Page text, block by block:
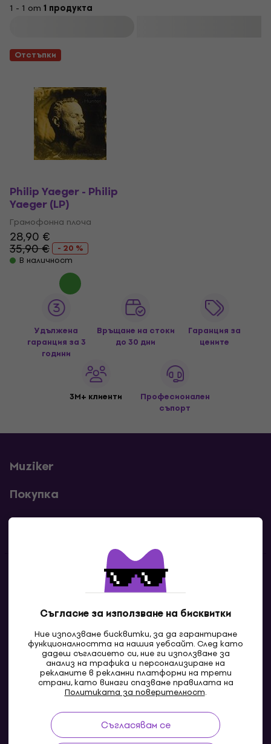
Съгласие за използване на бисквитки
Ние използваме бисквитки, за да гарантираме
функционалността на нашия уебсайт. След като
дадеш съгласието си, ние ги използваме за
анализ на трафика и персонализиране на
рекламите в рекламни платформи на трети
страни, като винаги спазваме правилата на
Политиката за поверителност.
Съгласявам се
1 - 1 от 1 продукта
Отстъпки
Philip Yaeger - Philip
Yaeger (LP)
Грамофонна плоча
28,90 €
35,90 €
- 20 %
В наличност
Удължена
гаранция за 3
години
Връщане на стоки
до 30 дни
Гаранция за
цените
3M+ клиенти
Професионален
съпорт
Muziker
Покупка
Полезни линкове
Контакти
MK